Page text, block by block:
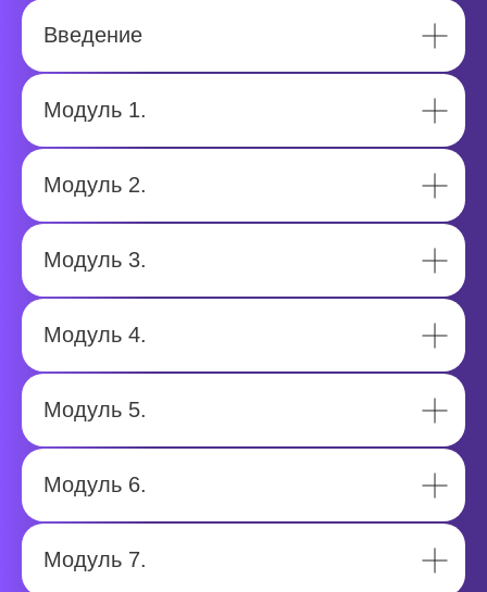
Введение
Модуль 1.
Модуль 2.
Модуль 3.
Модуль 4.
Модуль 5.
Модуль 6.
Модуль 7.